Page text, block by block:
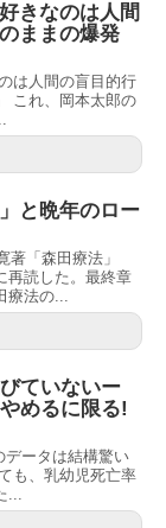
きなのは人間
ままの爆発
は人間の盲目的行
これ、岡本太郎の
と晩年のロー
著「森田療法」
再読した。最終章
療法の...
ていないー
めるに限る!
データは結構驚い
も、乳幼児死亡率
...